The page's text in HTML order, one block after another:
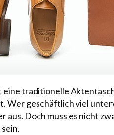
eine traditionelle
. Wer geschäftlich viel
aus. Doch muss es nicht